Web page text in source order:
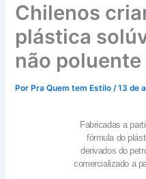
Chilenos
plástica
não poluente
Por Pra Quem tem Estilo/13 de
Fabricadas a
fórmula do
derivados do
comercializado a